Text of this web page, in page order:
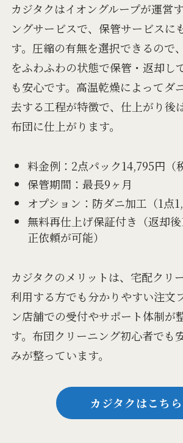
カジタクはイオングループが運営
ングサービスで、保管サービスに
す。圧縮の有無を選択できるので
をふわふわの状態で保管・返却し
も安心です。高温乾燥によってダ
去する工程が特徴で、仕上がり後
布団に仕上がります。
料金例：2点パック14,795円（
保管期間：最長9ヶ月
オプション：防ダニ加工（1点
無料再仕上げ保証付き（返却
正依頼が可能）
カジタクのメリットは、宅配クリ
利用する方でも分かりやすい注文
ン店舗での受付やサポート体制が
す。布団クリーニング初心者でも
みが整っています。
カジタクはこちら